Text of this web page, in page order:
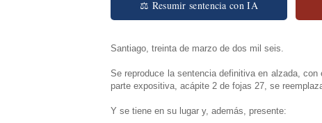
⚖ Resumir sentencia con IA
Santiago, treinta de marzo de dos mil seis.
Se reproduce la sentencia definitiva en alzada,
parte expositiva, acápite 2 de fojas 27, se
Y se tiene en su lugar y, además, presente: